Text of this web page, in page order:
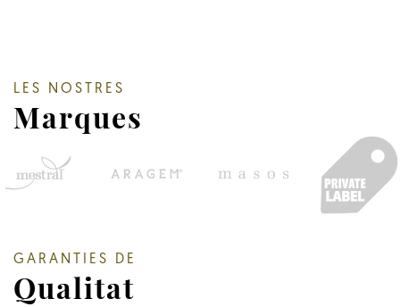
LES NOSTRES
Marques
GARANTIES DE
Qualitat